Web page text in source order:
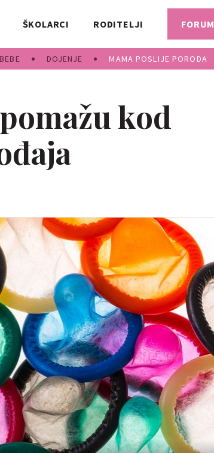
DOJENJE MAMA POSLIJE PORODA
ŠKOLARCI RODITELJI FORUM
kod